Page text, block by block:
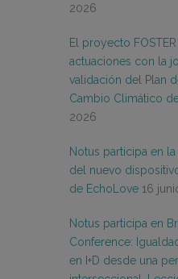
2026
El proyecto
actuaciones con la
validación del Plan
Cambio Climático
2026
Notus participa en
del nuevo
de EchoLove 16
Notus participa en
Conference:
en I+D desde una